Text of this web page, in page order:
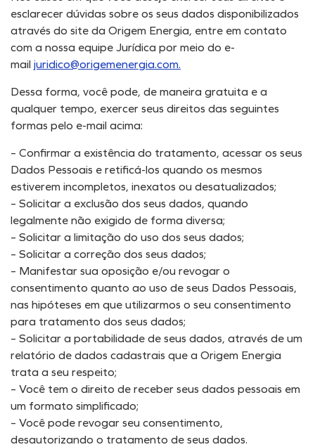
esclarecer dúvidas sobre os seus dados disponibilizados
através do site da Origem Energia, entre em contato
com a nossa equipe Jurídica por meio do e-
mail juridico@origemenergia.com.
Dessa forma, você pode, de maneira gratuita e a
qualquer tempo, exercer seus direitos das seguintes
formas pelo e-mail acima:
– Confirmar a existência do tratamento, acessar os seus
Dados Pessoais e retificá-los quando os mesmos
estiverem incompletos, inexatos ou desatualizados;
– Solicitar a exclusão dos seus dados, quando
legalmente não exigido de forma diversa;
– Solicitar a limitação do uso dos seus dados;
– Solicitar a correção dos seus dados;
– Manifestar sua oposição e/ou revogar o
consentimento quanto ao uso de seus Dados Pessoais,
nas hipóteses em que utilizarmos o seu consentimento
para tratamento dos seus dados;
– Solicitar a portabilidade de seus dados, através de um
relatório de dados cadastrais que a Origem Energia
trata a seu respeito;
– Você tem o direito de receber seus dados pessoais em
um formato simplificado;
– Você pode revogar seu consentimento,
desautorizando o tratamento de seus dados.